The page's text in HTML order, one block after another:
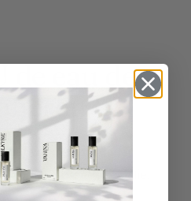
de eau de
warmer is, omdat
de bloedcirculatie.